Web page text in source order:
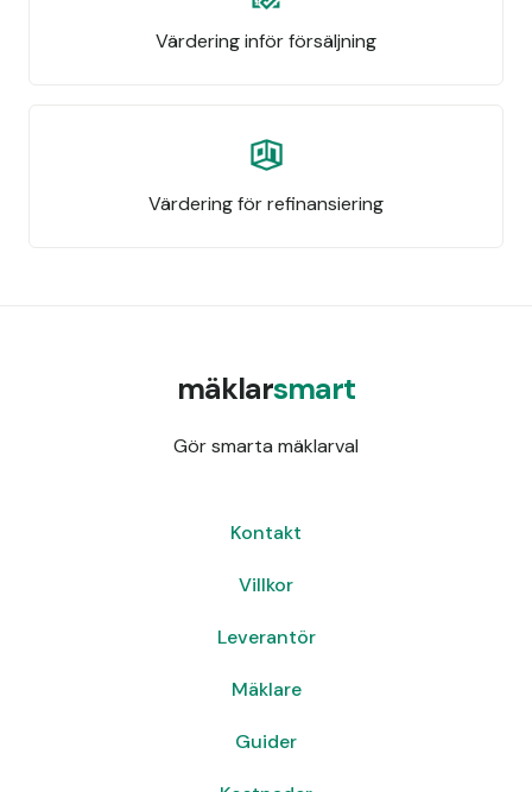
Värdering inför försäljning
Värdering för refinansiering
mäklarsmart
Gör smarta mäklarval
Kontakt
Villkor
Leverantör
Mäklare
Guider